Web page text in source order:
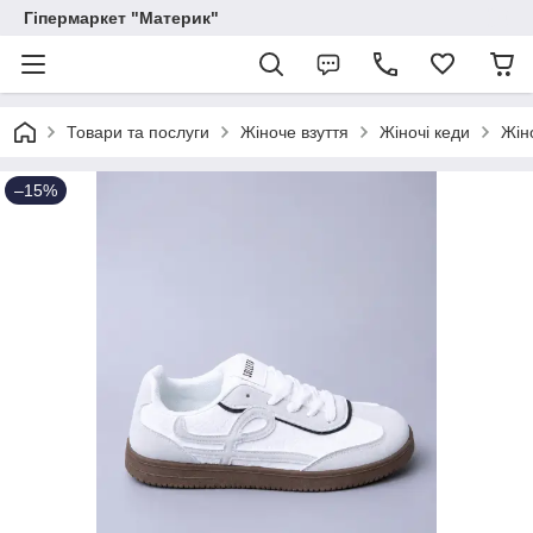
Гіпермаркет "Материк"
Товари та послуги Жіноче взуття Жіночі кеди
–15%